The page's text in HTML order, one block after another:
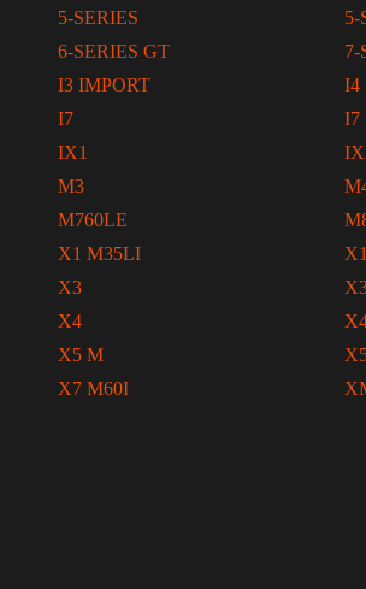
5-SERIES 5-
6-SERIES GT 7-
I3 IMPORT I4
I7 I7
IX1
M3
M760LE
X1 M35LI
X3
X4
X5 M
X7 M60I